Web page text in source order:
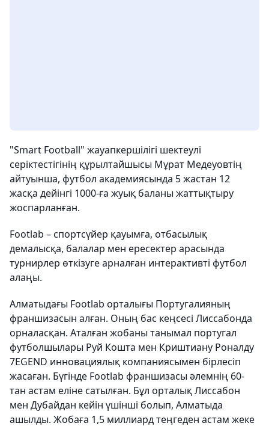
"Smart Football" жауапкершілігі шектеулі
серіктестігінің құрылтайшысы Мұрат Медеуовтің
айтуынша, футбол академиясында 5 жастан 12
жасқа дейінгі 1000-ға жуық баланы жаттықтыру
жоспарланған.
Footlab – спортсүйер қауымға, отбасылық
демалысқа, балалар мен ересектер арасында
турнирлер өткізуге арналған интерактивті футбол
алаңы.
Алматыдағы Footlab орталығы Португалияның
франшизасын алған. Оның бас кеңсесі Лиссабонда
орналасқан. Аталған жобаны танымал португал
футболшылары Руй Кошта мен Криштиану Роналду
7EGEND инновациялық компаниясымен бірлесіп
жасаған. Бүгінде Footlab франшизасы әлемнің 60-
тан астам еліне сатылған. Бұл орталық Лиссабон
мен Дубайдан кейін үшінші болып, Алматыда
ашылды. Жобаға 1,5 миллиард теңгеден астам жеке